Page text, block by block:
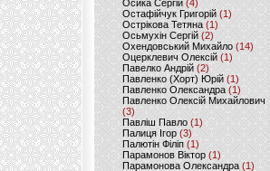
Осика Сергій(4)
Остафійчук Григорій(1)
Острікова Тетяна (1)
Осьмухін Сергій (2)
Охендовський Михайло (14)
Оцерклевич Олексій (1)
Павелко Андрій (2)
Павленко (Хорт) Юрій (1)
Павленко Олександра (1)
Павленко Олексій Михайлович
(3)
Павліш Павло(1)
Палиця Ігор (3)
Палютін Філіп(1)
Парамонов Віктор (1)
Парамонова Олександра(1)